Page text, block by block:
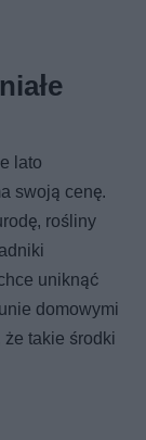
lato
swoją cenę.
rośliny
uniknąć
domowymi
takie środki